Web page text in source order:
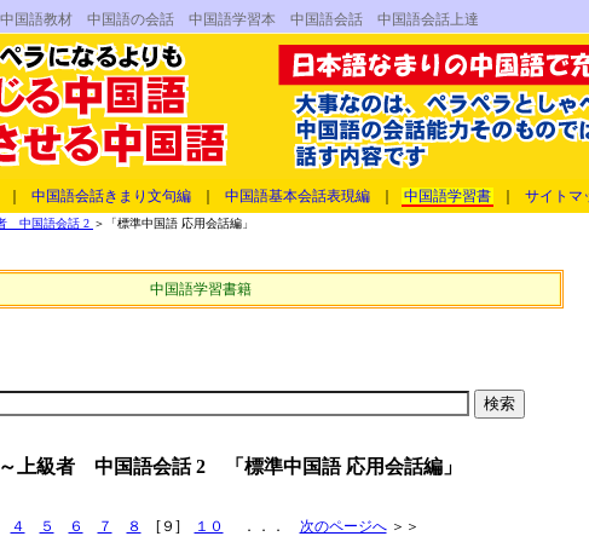
語教材 中国語の会話 中国語学習本 中国語会話 中国語会話上達
中国語会話きまり文句編 中国語基本会話表現編 中国語学習書 サイトマ
中国語会話 2 ＞「標準中国語 応用会話編」
中国語学習書籍
上級者 中国語会話 2 「標準中国語 応用会話編」
４ ５ ６ ７ ８ [９] １０ ．．． 次のページへ＞＞